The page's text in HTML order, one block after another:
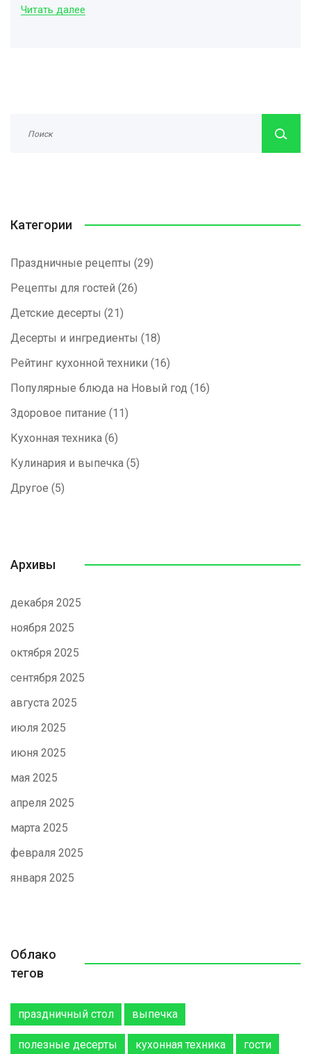
Читать далее
Категории
Праздничные рецепты (29)
Рецепты для гостей (26)
Детские десерты (21)
Десерты и ингредиенты (18)
Рейтинг кухонной техники (16)
Популярные блюда на Новый год (16)
Здоровое питание (11)
Кухонная техника (6)
Кулинария и выпечка (5)
Другое (5)
Архивы
декабря 2025
ноября 2025
октября 2025
сентября 2025
августа 2025
июля 2025
июня 2025
мая 2025
апреля 2025
марта 2025
февраля 2025
января 2025
Облако
тегов
праздничный стол выпечка
полезные десерты кухонная техника гости